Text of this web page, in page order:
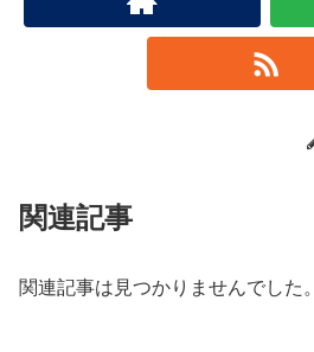
関連記事
関連記事は見つかりませんでした。